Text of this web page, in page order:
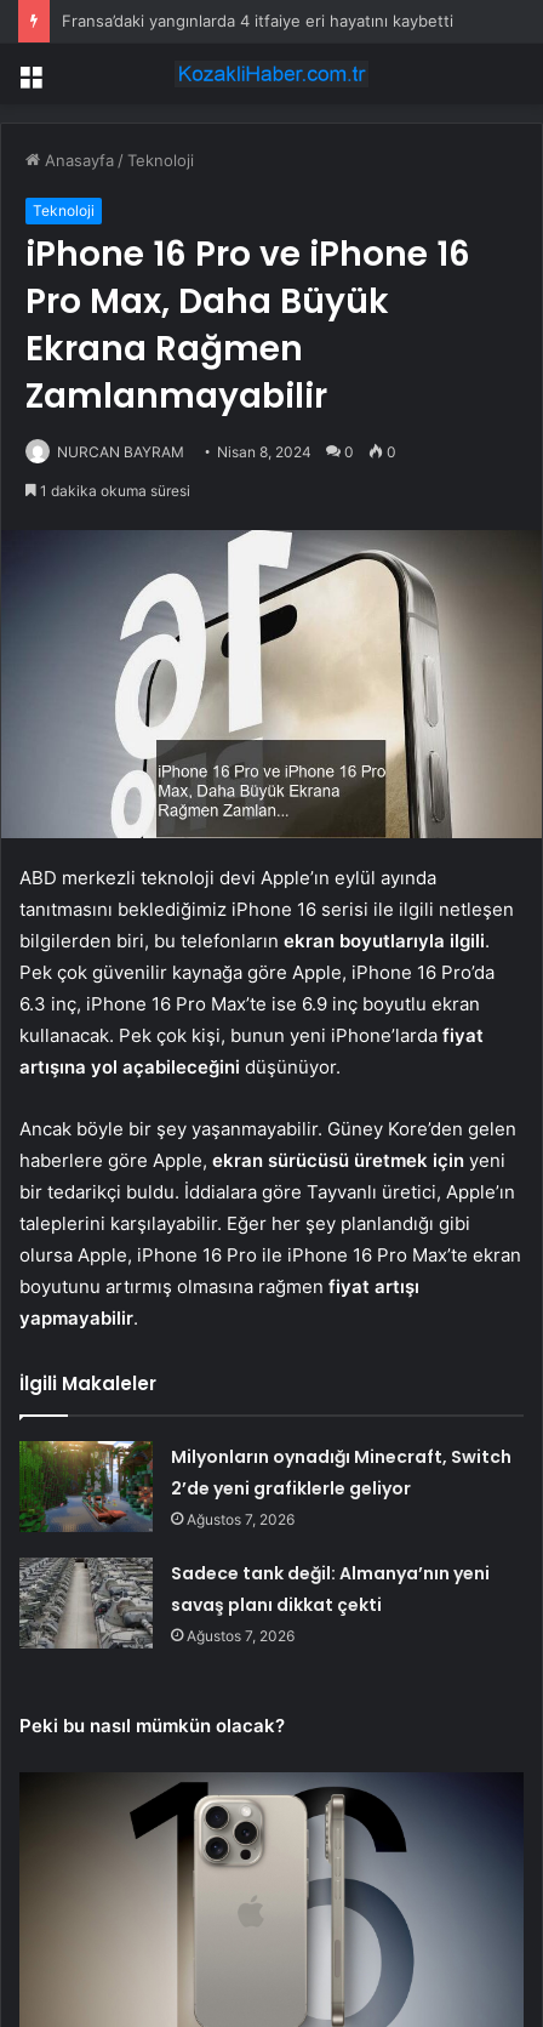
Fransa’daki yangınlarda 4 itfaiye eri hayatını kaybetti
Menü
Anasayfa /Teknoloji
Teknoloji
iPhone 16 Pro ve iPhone 16
Pro Max, Daha Büyük
Ekrana Rağmen
Zamlanmayabilir
NURCAN BAYRAM Nisan 8, 2024 0 0
1 dakika okuma süresi
ABD merkezli teknoloji devi Apple’ın eylül ayında
tanıtmasını beklediğimiz iPhone 16 serisi ile ilgili netleşen
bilgilerden biri, bu telefonların ekran boyutlarıyla ilgili.
Pek çok güvenilir kaynağa göre Apple, iPhone 16 Pro’da
6.3 inç, iPhone 16 Pro Max’te ise 6.9 inç boyutlu ekran
kullanacak. Pek çok kişi, bunun yeni iPhone’larda fiyat
artışına yol açabileceğini düşünüyor.
Ancak böyle bir şey yaşanmayabilir. Güney Kore’den gelen
haberlere göre Apple, ekran sürücüsü üretmek için yeni
bir tedarikçi buldu. İddialara göre Tayvanlı üretici, Apple’ın
taleplerini karşılayabilir. Eğer her şey planlandığı gibi
olursa Apple, iPhone 16 Pro ile iPhone 16 Pro Max’te ekran
boyutunu artırmış olmasına rağmen fiyat artışı
yapmayabilir.
İlgili Makaleler
Milyonların oynadığı Minecraft, Switch
2’de yeni grafiklerle geliyor
Ağustos 7, 2026
Sadece tank değil: Almanya’nın yeni
savaş planı dikkat çekti
Ağustos 7, 2026
Peki bu nasıl mümkün olacak?